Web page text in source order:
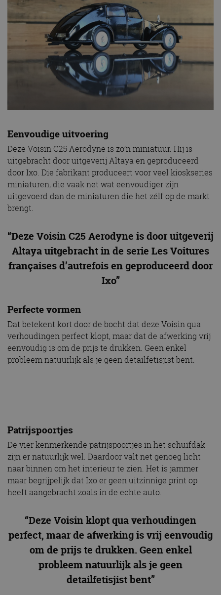
Eenvoudige uitvoering
Deze Voisin C25 Aerodyne is zo’n miniatuur. Hij is
uitgebracht door uitgeverij Altaya en geproduceerd
door Ixo. Die fabrikant produceert voor veel kioskseries
miniaturen, die vaak net wat eenvoudiger zijn
uitgevoerd dan de miniaturen die het zélf op de markt
brengt.
“Deze Voisin C25 Aerodyne is door uitgeverij
Altaya uitgebracht in de serie Les Voitures
françaises d’autrefois en geproduceerd door
Ixo”
Perfecte vormen
Dat betekent kort door de bocht dat deze Voisin qua
verhoudingen perfect klopt, maar dat de afwerking vrij
eenvoudig is om de prijs te drukken. Geen enkel
probleem natuurlijk als je geen detailfetisjist bent.
Patrijspoortjes
De vier kenmerkende patrijspoortjes in het schuifdak
zijn er natuurlijk wel. Daardoor valt net genoeg licht
naar binnen om het interieur te zien. Het is jammer
maar begrijpelijk dat Ixo er geen uitzinnige print op
heeft aangebracht zoals in de echte auto.
“Deze Voisin klopt qua verhoudingen
perfect, maar de afwerking is vrij eenvoudig
om de prijs te drukken. Geen enkel
probleem natuurlijk als je geen
detailfetisjist bent”